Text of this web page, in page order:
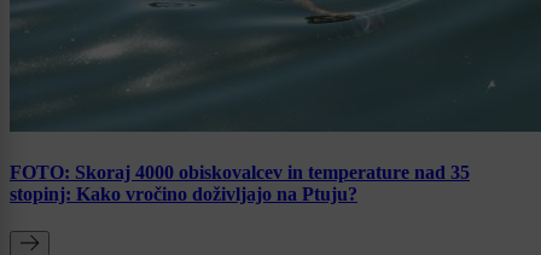
FOTO: Skoraj 4000 obiskovalcev in temperature nad 35
stopinj: Kako vročino doživljajo na Ptuju?